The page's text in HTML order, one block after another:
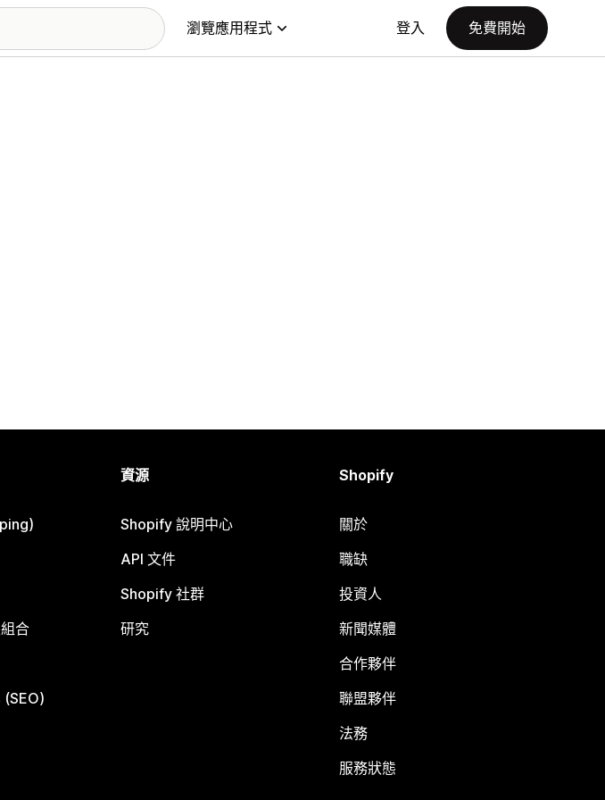
瀏覽應用程式 登入 免費開始
合
(SEO)
資源
Shopify 說明中心
API 文件
Shopify 社群
研究
Shopify
關於
職缺
投資人
新聞媒體
合作夥伴
聯盟夥伴
法務
服務狀態